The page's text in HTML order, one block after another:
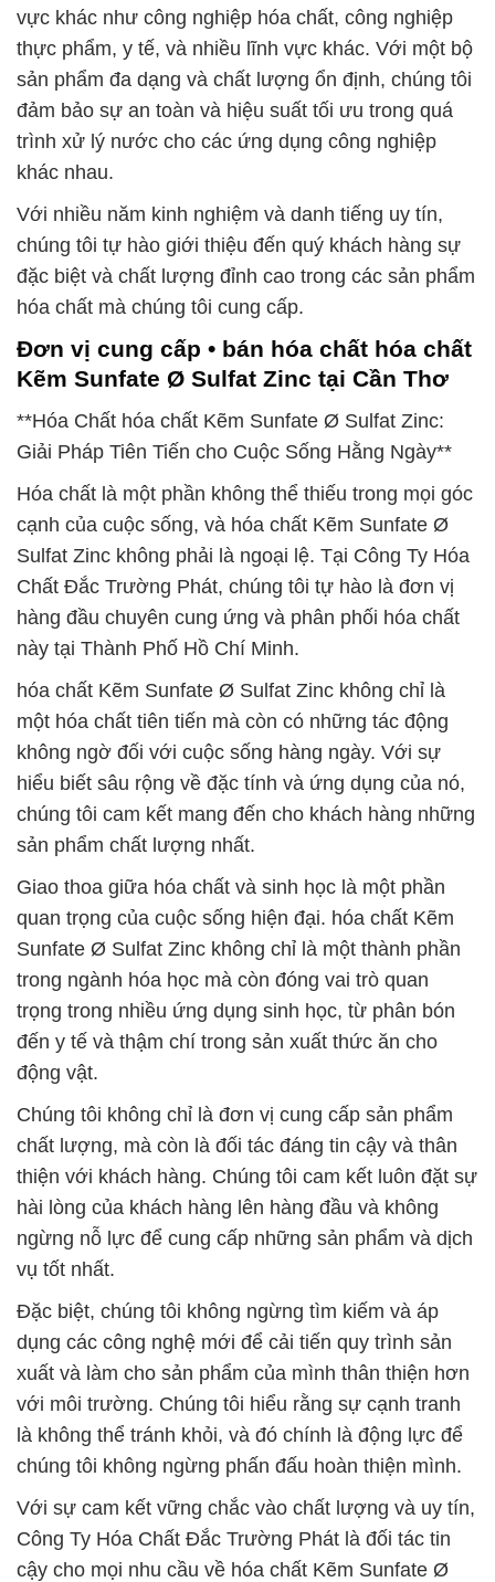
vực khác như công nghiệp hóa chất, công nghiệp
thực phẩm, y tế, và nhiều lĩnh vực khác. Với một bộ
sản phẩm đa dạng và chất lượng ổn định, chúng tôi
đảm bảo sự an toàn và hiệu suất tối ưu trong quá
trình xử lý nước cho các ứng dụng công nghiệp
khác nhau.
Với nhiều năm kinh nghiệm và danh tiếng uy tín,
chúng tôi tự hào giới thiệu đến quý khách hàng sự
đặc biệt và chất lượng đỉnh cao trong các sản phẩm
hóa chất mà chúng tôi cung cấp.
Đơn vị cung cấp • bán hóa chất hóa chất
Kẽm Sunfate Ø Sulfat Zinc tại Cần Thơ
**Hóa Chất hóa chất Kẽm Sunfate Ø Sulfat Zinc:
Giải Pháp Tiên Tiến cho Cuộc Sống Hằng Ngày**
Hóa chất là một phần không thể thiếu trong mọi góc
cạnh của cuộc sống, và hóa chất Kẽm Sunfate Ø
Sulfat Zinc không phải là ngoại lệ. Tại Công Ty Hóa
Chất Đắc Trường Phát, chúng tôi tự hào là đơn vị
hàng đầu chuyên cung ứng và phân phối hóa chất
này tại Thành Phố Hồ Chí Minh.
hóa chất Kẽm Sunfate Ø Sulfat Zinc không chỉ là
một hóa chất tiên tiến mà còn có những tác động
không ngờ đối với cuộc sống hàng ngày. Với sự
hiểu biết sâu rộng về đặc tính và ứng dụng của nó,
chúng tôi cam kết mang đến cho khách hàng những
sản phẩm chất lượng nhất.
Giao thoa giữa hóa chất và sinh học là một phần
quan trọng của cuộc sống hiện đại. hóa chất Kẽm
Sunfate Ø Sulfat Zinc không chỉ là một thành phần
trong ngành hóa học mà còn đóng vai trò quan
trọng trong nhiều ứng dụng sinh học, từ phân bón
đến y tế và thậm chí trong sản xuất thức ăn cho
động vật.
Chúng tôi không chỉ là đơn vị cung cấp sản phẩm
chất lượng, mà còn là đối tác đáng tin cậy và thân
thiện với khách hàng. Chúng tôi cam kết luôn đặt sự
hài lòng của khách hàng lên hàng đầu và không
ngừng nỗ lực để cung cấp những sản phẩm và dịch
vụ tốt nhất.
Đặc biệt, chúng tôi không ngừng tìm kiếm và áp
dụng các công nghệ mới để cải tiến quy trình sản
xuất và làm cho sản phẩm của mình thân thiện hơn
với môi trường. Chúng tôi hiểu rằng sự cạnh tranh
là không thể tránh khỏi, và đó chính là động lực để
chúng tôi không ngừng phấn đấu hoàn thiện mình.
Với sự cam kết vững chắc vào chất lượng và uy tín,
Công Ty Hóa Chất Đắc Trường Phát là đối tác tin
cậy cho mọi nhu cầu về hóa chất Kẽm Sunfate Ø